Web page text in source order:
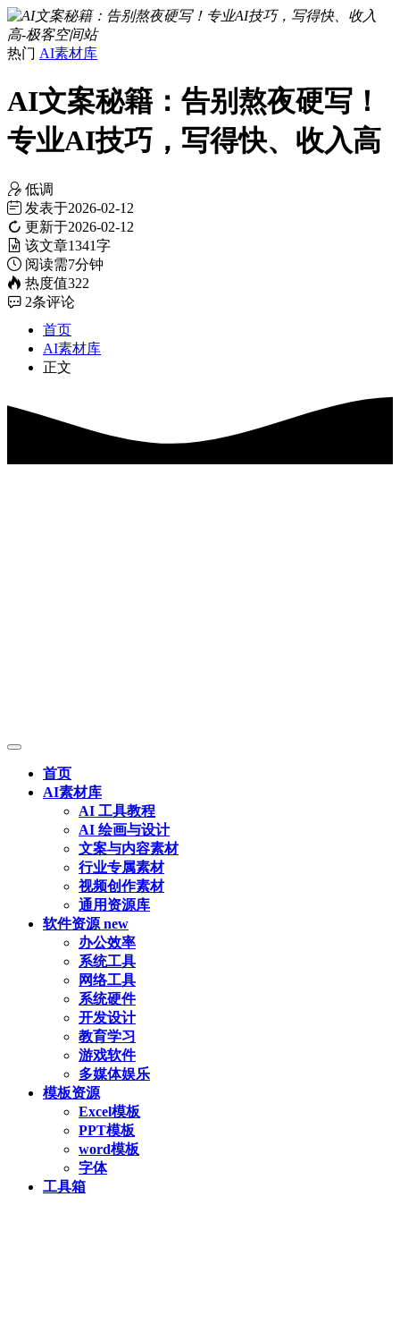
热门 AI素材库
AI文案秘籍：告别熬夜硬写！
专业AI技巧，写得快、收入高
低调
发表于2026-02-12
更新于2026-02-12
该文章1341字
阅读需7分钟
热度值322
2条评论
首页
AI素材库
正文
首页
AI素材库
AI 工具教程
AI 绘画与设计
文案与内容素材
行业专属素材
视频创作素材
通用资源库
软件资源 new
办公效率
系统工具
网络工具
系统硬件
开发设计
教育学习
游戏软件
多媒体娱乐
模板资源
Excel模板
PPT模板
word模板
字体
工具箱